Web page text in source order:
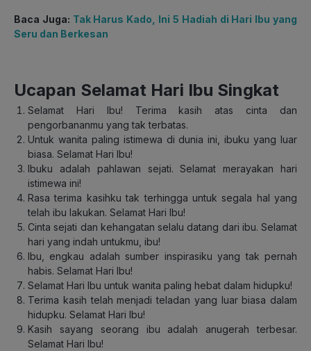
Baca Juga: Tak Harus Kado, Ini 5 Hadiah di Hari Ibu yang
Seru dan Berkesan
Ucapan Selamat Hari Ibu Singkat
Selamat Hari Ibu! Terima kasih atas cinta dan
pengorbananmu yang tak terbatas.
Untuk wanita paling istimewa di dunia ini, ibuku yang luar
biasa. Selamat Hari Ibu!
Ibuku adalah pahlawan sejati. Selamat merayakan hari
istimewa ini!
Rasa terima kasihku tak terhingga untuk segala hal yang
telah ibu lakukan. Selamat Hari Ibu!
Cinta sejati dan kehangatan selalu datang dari ibu. Selamat
hari yang indah untukmu, ibu!
Ibu, engkau adalah sumber inspirasiku yang tak pernah
habis. Selamat Hari Ibu!
Selamat Hari Ibu untuk wanita paling hebat dalam hidupku!
Terima kasih telah menjadi teladan yang luar biasa dalam
hidupku. Selamat Hari Ibu!
Kasih sayang seorang ibu adalah anugerah terbesar.
Selamat Hari Ibu!